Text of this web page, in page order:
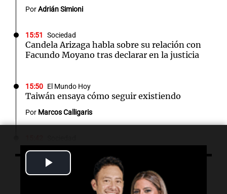
Video
PorAdrián Simioni
15:51 Sociedad
Candela Arizaga habla sobre su relación con
Facundo Moyano tras declarar en la justicia
15:50 El Mundo Hoy
Taiwán ensaya cómo seguir existiendo
Por Marcos Calligaris
La senadora embarazada no podrá votar de
forma virtual en la sesión del Senado
Escuchá lo último